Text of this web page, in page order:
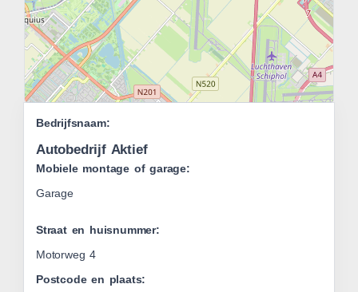
Bedrijfsnaam:
Autobedrijf Aktief
Mobiele montage of garage:
Garage
Straat en huisnummer:
Motorweg 4
Postcode en plaats: